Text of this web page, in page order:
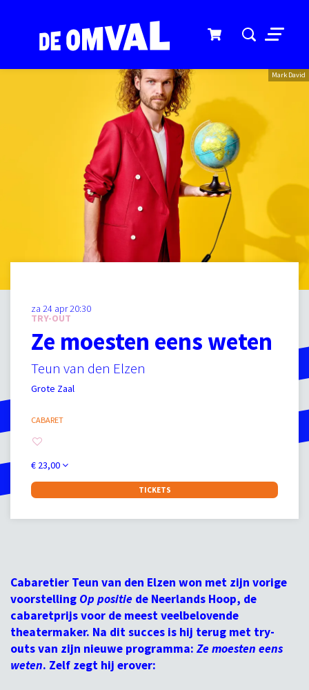
Menu
Mark David
Ze moesten eens weten
Teun van den Elzen
TRY-OUT
za 24 apr20:30
Grote Zaal
CABARET
€ 23,00
TICKETS
Cabaretier Teun van den Elzen won met zijn vorige
voorstelling Op positie de Neerlands Hoop, de
cabaretprijs voor de meest veelbelovende
theatermaker. Na dit succes is hij terug met try-
outs van zijn nieuwe programma: Ze moesten eens
weten. Zelf zegt hij erover: